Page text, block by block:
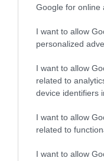
Google for online
I want to allow
personalized
I want to allow
related to
device identifiers
I want to allow
related to
I want to allow